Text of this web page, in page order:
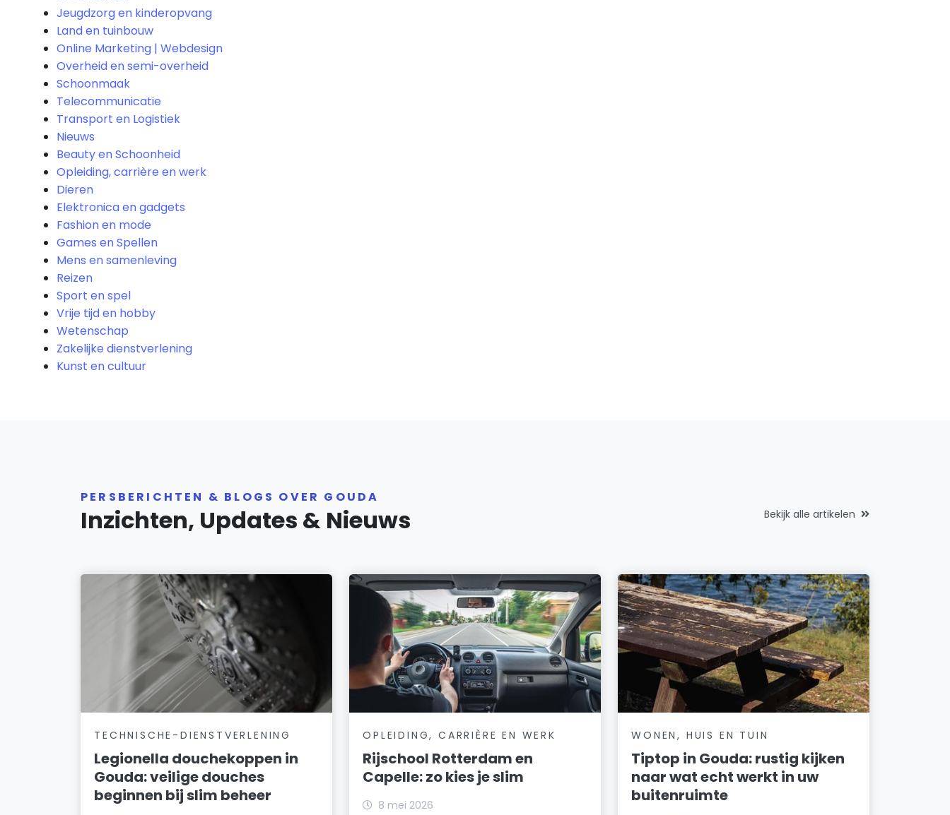
Jeugdzorg en kinderopvang
Land en tuinbouw
Online Marketing | Webdesign
Overheid en semi-overheid
Schoonmaak
Telecommunicatie
Transport en Logistiek
Nieuws
Beauty en Schoonheid
Opleiding, carrière en werk
Dieren
Elektronica en gadgets
Fashion en mode
Games en Spellen
Mens en samenleving
Reizen
Sport en spel
Vrije tijd en hobby
Wetenschap
Zakelijke dienstverlening
Kunst en cultuur
PERSBERICHTEN & BLOGS OVER GOUDA
Inzichten, Updates & Nieuws Bekijk alle artikelen
TECHNISCHE-DIENSTVERLENING
Legionella douchekoppen in
Gouda: veilige douches
beginnen bij slim beheer
OPLEIDING, CARRIÈRE EN WERK
Rijschool Rotterdam en
Capelle: zo kies je slim
8 mei 2026
WONEN, HUIS EN TUIN
Tiptop in Gouda: rustig kijken
naar wat echt werkt in uw
buitenruimte